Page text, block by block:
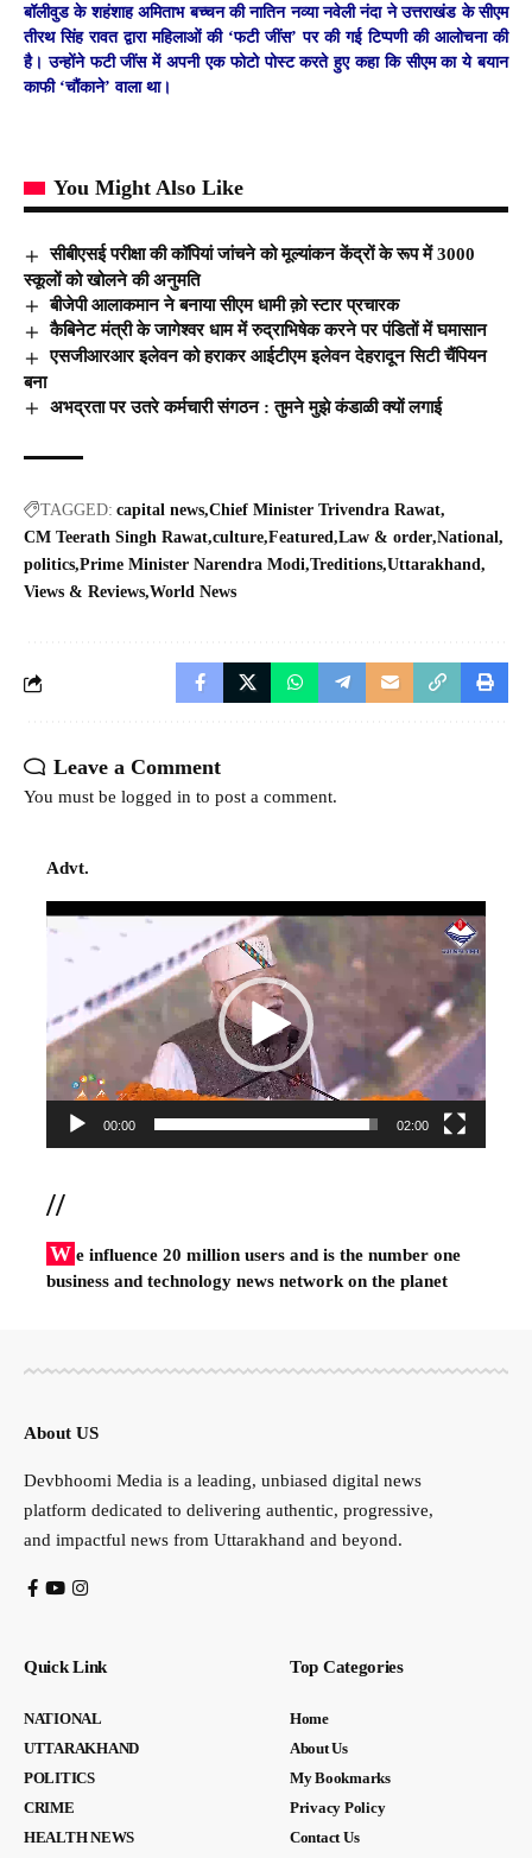
बॉलीवुड के शहंशाह अमिताभ बच्चन की नातिन नव्या नवेली नंदा ने उत्तराखंड के सीएम
तीरथ सिंह रावत द्वारा महिलाओं की ‘फटी जींस’ पर की गई टिप्पणी की आलोचना की
है। उन्होंने फटी जींस में अपनी एक फोटो पोस्ट करते हुए कहा कि सीएम का ये बयान
काफी ‘चौंकाने’ वाला था।
You Might Also Like
सीबीएसई परीक्षा की कॉपियां जांचने को मूल्यांकन केंद्रों के रूप में 3000
स्कूलों को खोलने की अनुमति
बीजेपी आलाकमान ने बनाया सीएम धामी क़ो स्टार प्रचारक
कैबिनेट मंत्री के जागेश्वर धाम में रुद्राभिषेक करने पर पंडितों में घमासान
एसजीआरआर इलेवन को हराकर आईटीएम इलेवन देहरादून सिटी चैंपियन
बना
अभद्रता पर उतरे कर्मचारी संगठन : तुमने मुझे कंडाळी क्यों लगाई
TAGGED: capital news Chief Minister Trivendra Rawat
CM Teerath Singh Rawat culture Featured Law & order National
politics Prime Minister Narendra Modi Treditions Uttarakhand
Views & Reviews World News
Leave a Comment
You must be logged in to post a comment.
Advt.
Video
00:00 02:00
//
W e influence 20 million users and is the number one
business and technology news network on the planet
About US
Devbhoomi Media is a leading, unbiased digital news
platform dedicated to delivering authentic, progressive,
and impactful news from Uttarakhand and beyond.
Quick Link
NATIONAL
UTTARAKHAND
POLITICS
CRIME
HEALTH NEWS
Top Categories
Home
About Us
My Bookmarks
Privacy Policy
Contact Us